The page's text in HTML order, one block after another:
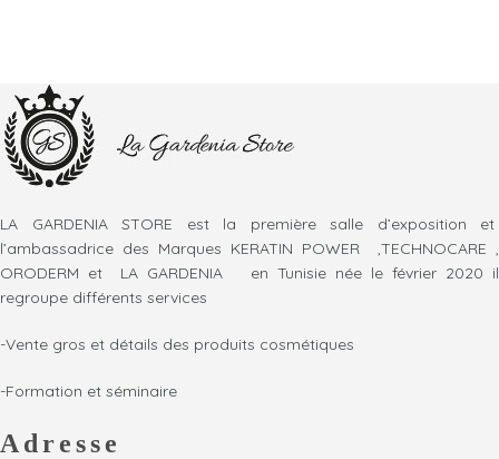
LA GARDENIA STORE est la première salle d’exposition et
l’ambassadrice des Marques KERATIN POWER ,TECHNOCARE ,
ORODERM et LA GARDENIA en Tunisie née le février 2020 il
regroupe différents services
-Vente gros et détails des produits cosmétiques
-Formation et séminaire
Adresse